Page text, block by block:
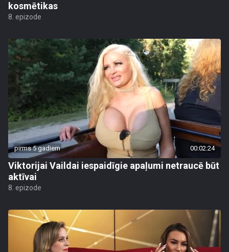
kosmētikas
8. epizode
pirms 5 gadiem 00:02:24
Viktorijai Vaildai iespaidīgie apaļumi netraucē būt
aktīvai
8. epizode